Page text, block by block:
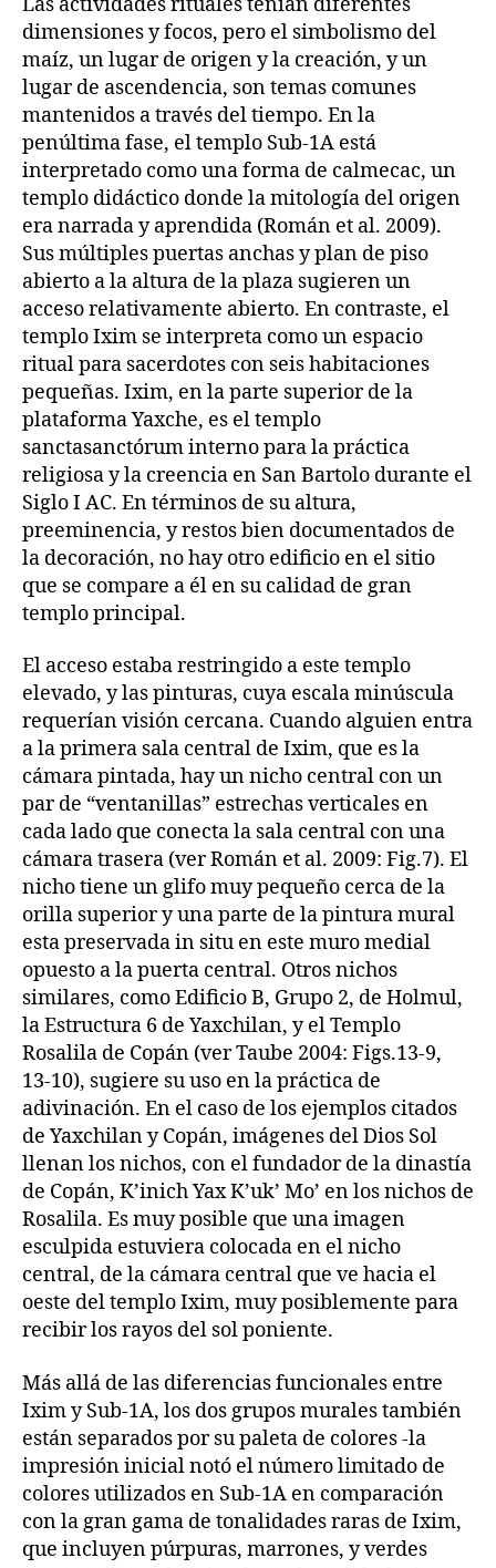
dimensiones y focos, pero el simbolismo del
maíz, un lugar de origen y la creación, y un
lugar de ascendencia, son temas comunes
mantenidos a través del tiempo. En la
penúltima fase, el templo Sub-1A está
interpretado como una forma de calmecac, un
templo didáctico donde la mitología del origen
era narrada y aprendida (Román et al. 2009).
Sus múltiples puertas anchas y plan de piso
abierto a la altura de la plaza sugieren un
acceso relativamente abierto. En contraste, el
templo Ixim se interpreta como un espacio
ritual para sacerdotes con seis habitaciones
pequeñas. Ixim, en la parte superior de la
plataforma Yaxche, es el templo
sanctasanctórum interno para la práctica
religiosa y la creencia en San Bartolo durante el
Siglo I AC. En términos de su altura,
preeminencia, y restos bien documentados de
la decoración, no hay otro edificio en el sitio
que se compare a él en su calidad de gran
templo principal.
El acceso estaba restringido a este templo
elevado, y las pinturas, cuya escala minúscula
requerían visión cercana. Cuando alguien entra
a la primera sala central de Ixim, que es la
cámara pintada, hay un nicho central con un
par de “ventanillas” estrechas verticales en
cada lado que conecta la sala central con una
cámara trasera (ver Román et al. 2009: Fig.7). El
nicho tiene un glifo muy pequeño cerca de la
orilla superior y una parte de la pintura mural
esta preservada in situ en este muro medial
opuesto a la puerta central. Otros nichos
similares, como Edificio B, Grupo 2, de Holmul,
la Estructura 6 de Yaxchilan, y el Templo
Rosalila de Copán (ver Taube 2004: Figs.13-9,
13-10), sugiere su uso en la práctica de
adivinación. En el caso de los ejemplos citados
de Yaxchilan y Copán, imágenes del Dios Sol
llenan los nichos, con el fundador de la dinastía
de Copán, K’inich Yax K’uk’ Mo’ en los nichos de
Rosalila. Es muy posible que una imagen
esculpida estuviera colocada en el nicho
central, de la cámara central que ve hacia el
oeste del templo Ixim, muy posiblemente para
recibir los rayos del sol poniente.
Más allá de las diferencias funcionales entre
Ixim y Sub-1A, los dos grupos murales también
están separados por su paleta de colores -la
impresión inicial notó el número limitado de
colores utilizados en Sub-1A en comparación
con la gran gama de tonalidades raras de Ixim,
que incluyen púrpuras, marrones, y verdes